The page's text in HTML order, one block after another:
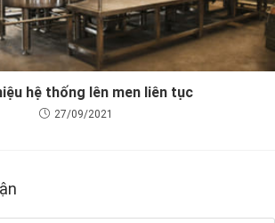
hệ thống lên men liên tục
27/09/2021